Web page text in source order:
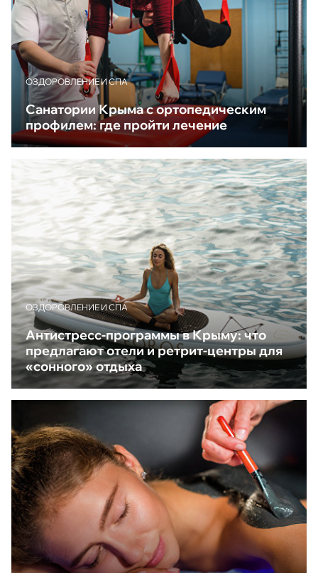
ОЗДОРОВЛЕНИЕ И СПА
Санатории Крыма с ортопедическим
профилем: где пройти лечение
ОЗДОРОВЛЕНИЕ И СПА
Антистресс-программы в Крыму: что
предлагают отели и ретрит-центры для
«сонного» отдыха